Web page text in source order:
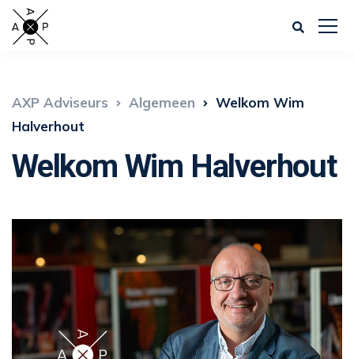
AXP Adviseurs Algemeen
Welkom Wim
Halverhout
Welkom Wim Halverhout